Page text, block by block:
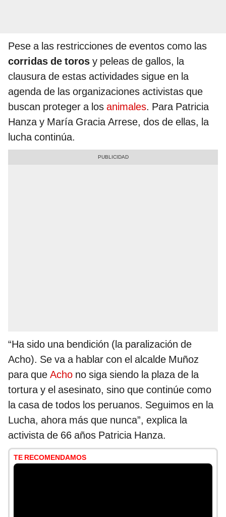
Pese a las restricciones de eventos como las
corridas de toros y peleas de gallos, la
clausura de estas actividades sigue en la
agenda de las organizaciones activistas que
buscan proteger a los animales. Para Patricia
Hanza y María Gracia Arrese, dos de ellas, la
lucha continúa.
“Ha sido una bendición (la paralización de
Acho). Se va a hablar con el alcalde Muñoz
para que Acho no siga siendo la plaza de la
tortura y el asesinato, sino que continúe como
la casa de todos los peruanos. Seguimos en la
Lucha, ahora más que nunca”, explica la
activista de 66 años Patricia Hanza.
TE RECOMENDAMOS